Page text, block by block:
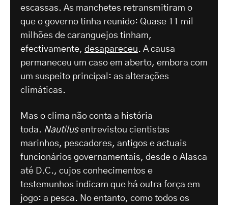
escassas. As manchetes retransmitiram o
que o governo tinha reunido: Quase 11 mil
milhões de caranguejos tinham,
efectivamente, desapareceu. A causa
permaneceu um caso em aberto, embora com
um suspeito principal: as alterações
climáticas.
Mas o clima não conta a história
toda. Nautilusentrevistou cientistas
marinhos, pescadores, antigos e actuais
funcionários governamentais, desde o Alasca
até D.C., cujos conhecimentos e
testemunhos indicam que há outra força em
jogo: a pesca. No entanto, como todos os